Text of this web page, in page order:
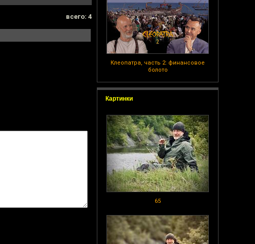
Клеопатра, часть 2: финансовое
болото
Картинки
65
всего: 4